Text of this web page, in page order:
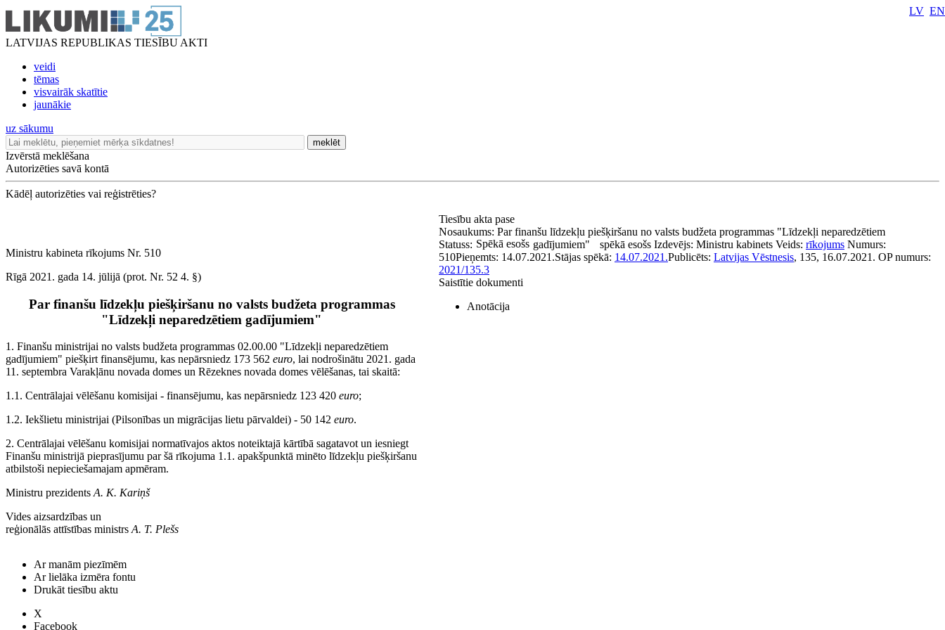
LATVIJAS REPUBLIKAS TIESĪBU AKTI
veidi
tēmas
visvairāk skatītie
jaunākie
LV EN
uz sākumu
meklēt
Izvērstā meklēšana
Autorizēties savā kontā
Kādēļ autorizēties vai reģistrēties?
Ministru kabineta rīkojums Nr. 510
Rīgā 2021. gada 14. jūlijā (prot. Nr. 52 4. §)
Par finanšu līdzekļu piešķiršanu no valsts budžeta programmas
"Līdzekļi neparedzētiem gadījumiem"
1. Finanšu ministrijai no valsts budžeta programmas 02.00.00 "Līdzekļi neparedzētiem
gadījumiem" piešķirt finansējumu, kas nepārsniedz 173 562 euro, lai nodrošinātu 2021. gada
11. septembra Varakļānu novada domes un Rēzeknes novada domes vēlēšanas, tai skaitā:
1.1. Centrālajai vēlēšanu komisijai - finansējumu, kas nepārsniedz 123 420 euro;
1.2. Iekšlietu ministrijai (Pilsonības un migrācijas lietu pārvaldei) - 50 142 euro.
2. Centrālajai vēlēšanu komisijai normatīvajos aktos noteiktajā kārtībā sagatavot un iesniegt
Finanšu ministrijā pieprasījumu par šā rīkojuma 1.1. apakšpunktā minēto līdzekļu piešķiršanu
atbilstoši nepieciešamajam apmēram.
Ministru prezidentsA. K. Kariņš
Vides aizsardzības un
reģionālās attīstības ministrsA. T. Plešs
Tiesību akta pase
Nosaukums: Par finanšu līdzekļu piešķiršanu no valsts budžeta programmas "Līdzekļi neparedzētiem
gadījumiem"
Statuss: Spēkā esošs spēkā esošs Izdevējs: Ministru kabinets Veids: rīkojums Numurs:
510Pieņemts: 14.07.2021.Stājas spēkā: 14.07.2021.Publicēts: Latvijas Vēstnesis, 135, 16.07.2021. OP numurs:
2021/135.3
Saistītie dokumenti
Anotācija
Ar manām piezīmēm
Ar lielāka izmēra fontu
Drukāt tiesību aktu
X
Facebook